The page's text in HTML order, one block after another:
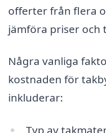
offerter från flera
jämföra priser och
Några vanliga
kostnaden för
inkluderar:
Typ av